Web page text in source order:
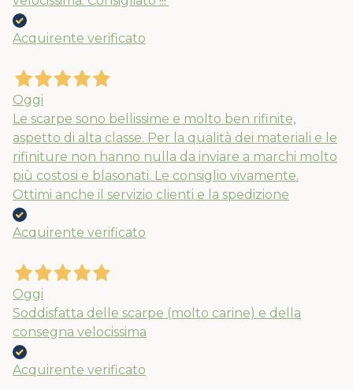
Acquirente verificato
Oggi
Le scarpe sono bellissime e molto ben rifinite,
aspetto di alta classe. Per la qualità dei materiali e le
rifiniture non hanno nulla da inviare a marchi molto
più costosi e blasonati. Le consiglio vivamente.
Ottimi anche il servizio clienti e la spedizione
Acquirente verificato
Oggi
Soddisfatta delle scarpe (molto carine) e della
consegna velocissima
Acquirente verificato
Nuovi ribassi fino al 70%
Spedizioni garantite prima della
chiusura solo per gli ordini effettuati
entro il 5/08
APPROFITTANE ORA